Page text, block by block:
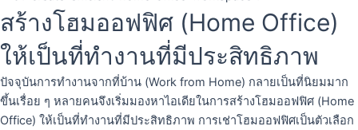
สร้างโฮมออฟฟิศ (Home Office)
ให้เป็นที่ทำงานที่มีประสิทธิภาพ
ปัจจุบันการทำงานจากที่บ้าน (Work from Home) กลายเป็นที่นิยมมาก
ขึ้นเรื่อย ๆ หลายคนจึงเริ่มมองหาไอเดียในการสร้างโฮมออฟฟิศ (Home
Office) ให้เป็นที่ทำงานที่มีประสิทธิภาพ การเช่าโฮมออฟฟิศเป็นตัวเลือก